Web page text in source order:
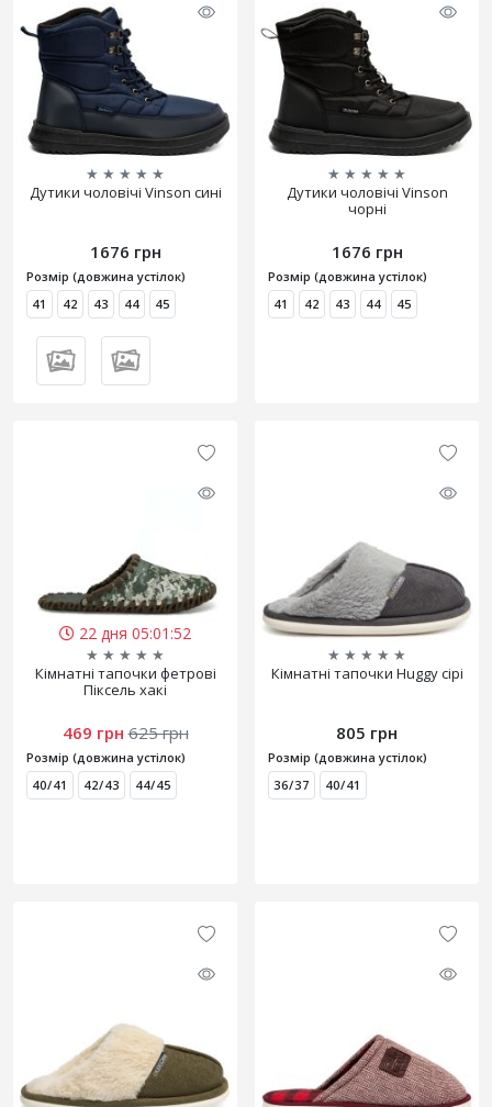
★ ★ ★ ★ ★
Дутики чоловічі Vinson сині
1676 грн
Розмір (довжина устілок)
41
42 43 44 45
★ ★ ★ ★ ★
Дутики чоловічі Vinson
чорні
1676 грн
Розмір (довжина устілок)
41
42 43 44 45
22 дня 05:01:50
★ ★ ★ ★ ★
Кімнатні тапочки фетрові
Піксель хакі
469 грн 625 грн
Розмір (довжина устілок)
40/41
42/43 44/45
★ ★ ★ ★ ★
Кімнатні тапочки Huggy сірі
805 грн
Розмір (довжина устілок)
36/37
40/41